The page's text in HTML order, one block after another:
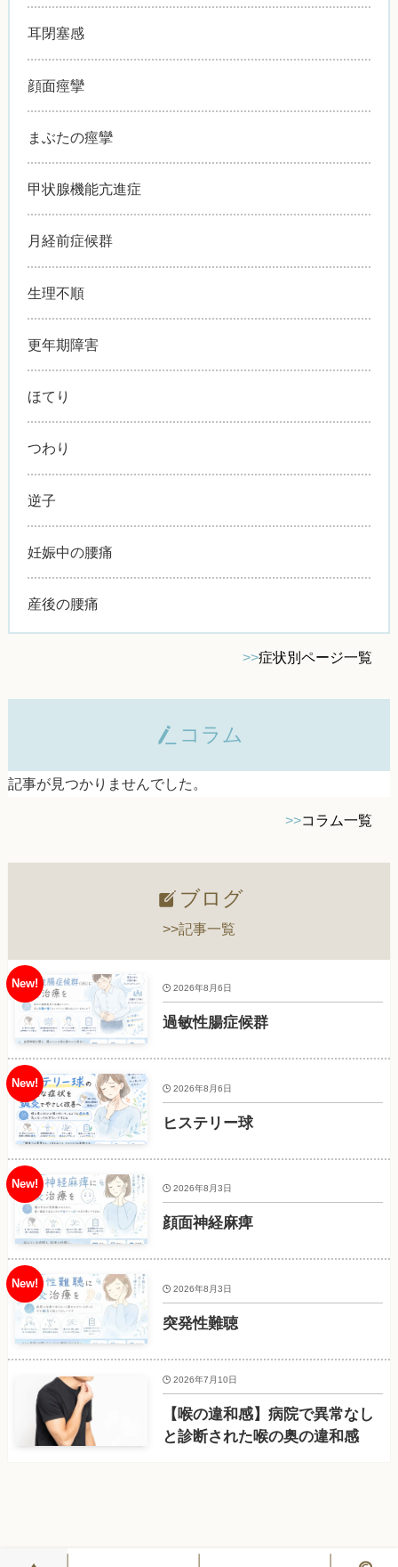
耳閉塞感
顔面痙攣
まぶたの痙攣
甲状腺機能亢進症
月経前症候群
生理不順
更年期障害
ほてり
つわり
逆子
妊娠中の腰痛
産後の腰痛
>>症状別ページ一覧
コラム
記事が見つかりませんでした。
>>コラム一覧
ブログ
>>記事一覧
過敏性腸症候群
2026年8月6日
ヒステリー球
2026年8月6日
顔面神経麻痺
2026年8月3日
突発性難聴
2026年8月3日
【喉の違和感】病院で異常なし
と診断された喉の奥の違和感
2026年7月10日